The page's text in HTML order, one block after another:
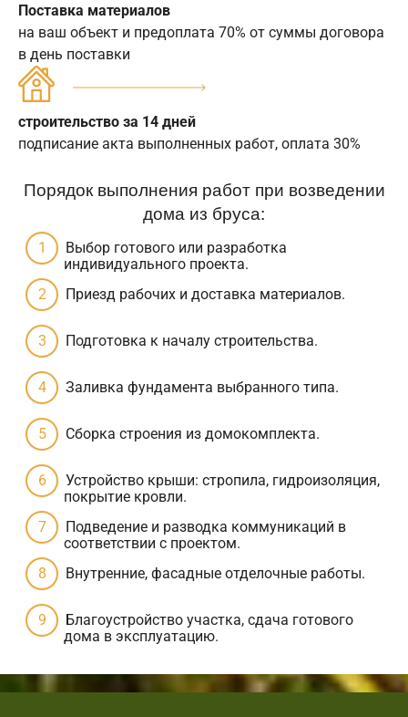
Поставка материалов
на ваш объект и предоплата 70% от суммы договора
в день поставки
строительство за 14 дней
подписание акта выполненных работ, оплата 30%
Порядок выполнения работ при возведении
дома из бруса:
Выбор готового или разработка
индивидуального проекта.
Приезд рабочих и доставка материалов.
Подготовка к началу строительства.
Заливка фундамента выбранного типа.
Сборка строения из домокомплекта.
Устройство крыши: стропила, гидроизоляция,
покрытие кровли.
Подведение и разводка коммуникаций в
соответствии с проектом.
Внутренние, фасадные отделочные работы.
Благоустройство участка, сдача готового
дома в эксплуатацию.